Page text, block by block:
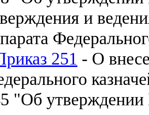
и
251 - О
"Об утверждении